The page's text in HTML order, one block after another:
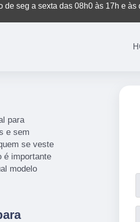
seg a sexta das 08h0 às 17h e às
(11)3221-7003 (11)
para
e sem
se veste
é importante
modelo